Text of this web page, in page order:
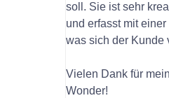
soll. Sie ist sehr
und erfasst mit
was sich der Kunde
Vielen Dank für
Wonder!